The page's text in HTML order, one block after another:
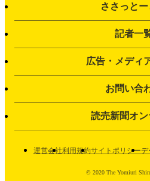
ささっと
記者一
広告・メディ
お問い合
読売新聞オ
運営会社利用規約サイトポリシーデ
© 2020 The Yomiuri